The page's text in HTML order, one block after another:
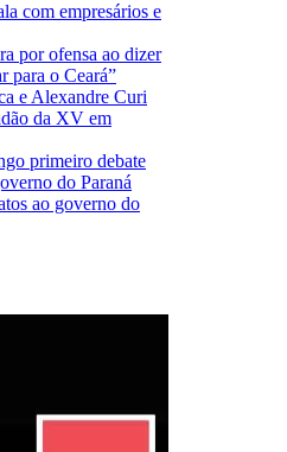
com empresários e
por ofensa ao dizer
para o Ceará”
e Alexandre Curi
da XV em
primeiro debate
do Paraná
ao governo do